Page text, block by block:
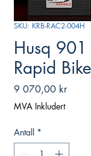
SKU: KRB-RAC2-004H
Husq
Rapid
9 070,00 krPris
MVA Inkludert
Antall *